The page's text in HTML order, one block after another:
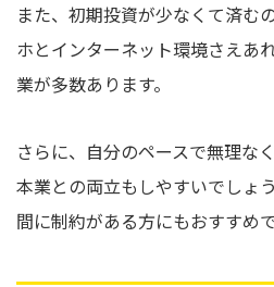
また、初期投資が少なくて済む
ホとインターネット環境さえあ
業が多数あります。
さらに、自分のペースで無理な
本業との両立もしやすいでしょ
間に制約がある方にもおすすめで